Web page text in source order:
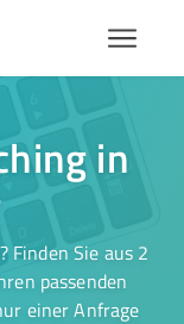
in
Finden Sie aus 2
passenden
einer Anfrage